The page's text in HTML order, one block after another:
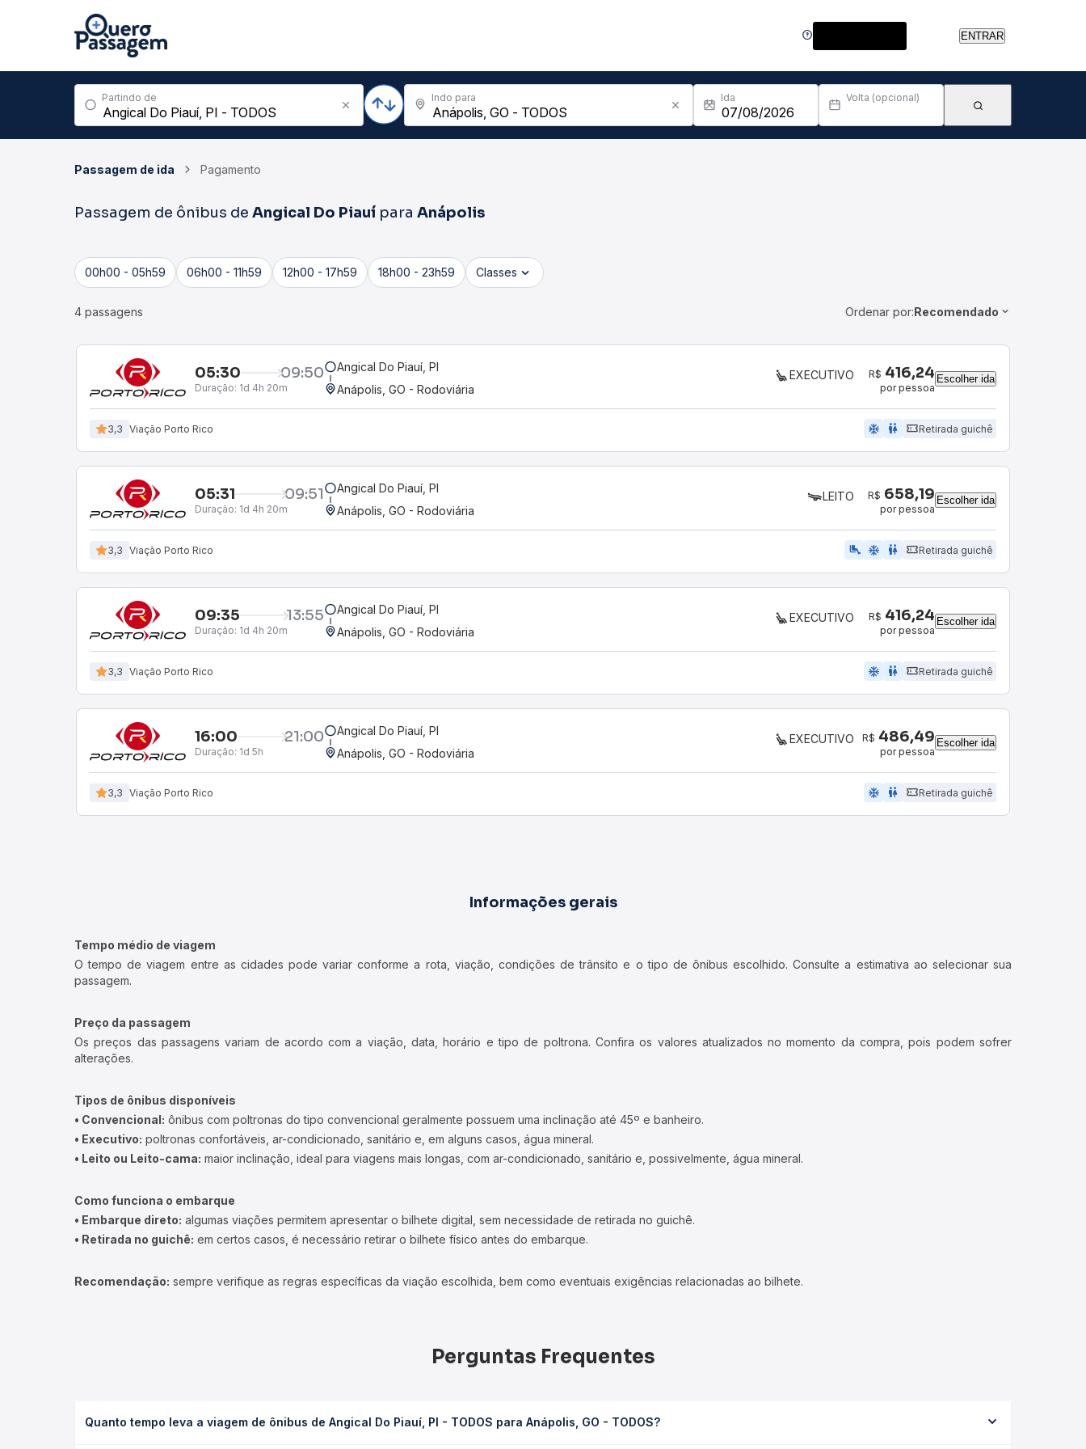
ENTRAR
Partindo de Indo para Ida Volta (opcional)
Passagem de ida Pagamento
Passagem de ônibus de Angical Do Piauí para Anápolis
00h00 - 05h59 06h00 - 11h59 12h00 - 17h59 18h00 - 23h59 Classes
4 passagens Ordenar por:Recomendado
05:30 09:50
Duração: 1d 4h 20m
Angical Do Piauí, PI
Anápolis, GO - Rodoviária
EXECUTIVO R$ 416,24
por pessoa
Escolher ida
3,3 Viação Porto Rico ac_unit wc Retirada guichê
05:31 09:51
Duração: 1d 4h 20m
Angical Do Piauí, PI
Anápolis, GO - Rodoviária
LEITO R$ 658,19
por pessoa
Escolher ida
3,3 Viação Porto Rico airline_seat_legroom_extra ac_unit wc Retirada guichê
09:35 13:55
Duração: 1d 4h 20m
Angical Do Piauí, PI
Anápolis, GO - Rodoviária
EXECUTIVO R$ 416,24
por pessoa
Escolher ida
3,3 Viação Porto Rico ac_unit wc Retirada guichê
16:00 21:00
Duração: 1d 5h
Angical Do Piauí, PI
Anápolis, GO - Rodoviária
EXECUTIVO R$ 486,49
por pessoa
Escolher ida
3,3 Viação Porto Rico ac_unit wc Retirada guichê
Informações gerais
Tempo médio de viagem
O tempo de viagem entre as cidades pode variar conforme a rota, viação, condições de trânsito e o tipo de ônibus escolhido. Consulte a estimativa ao selecionar sua
passagem.
Preço da passagem
Os preços das passagens variam de acordo com a viação, data, horário e tipo de poltrona. Confira os valores atualizados no momento da compra, pois podem sofrer
alterações.
Tipos de ônibus disponíveis
• Convencional: ônibus com poltronas do tipo convencional geralmente possuem uma inclinação até 45º e banheiro.
• Executivo: poltronas confortáveis, ar-condicionado, sanitário e, em alguns casos, água mineral.
• Leito ou Leito-cama: maior inclinação, ideal para viagens mais longas, com ar-condicionado, sanitário e, possivelmente, água mineral.
Como funciona o embarque
• Embarque direto: algumas viações permitem apresentar o bilhete digital, sem necessidade de retirada no guichê.
• Retirada no guichê: em certos casos, é necessário retirar o bilhete físico antes do embarque.
Recomendação: sempre verifique as regras específicas da viação escolhida, bem como eventuais exigências relacionadas ao bilhete.
Perguntas Frequentes
Quanto tempo leva a viagem de ônibus de Angical Do Piauí, PI - TODOS para Anápolis, GO - TODOS?